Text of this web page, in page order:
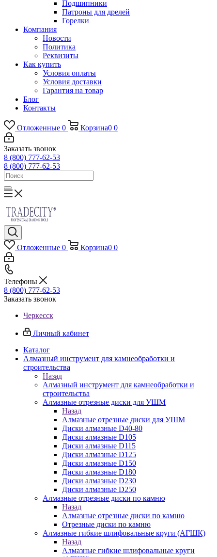
Подшипники
Патроны для дрелей
Горелки
Компания
Новости
Политика
Реквизиты
Как купить
Условия оплаты
Условия доставки
Гарантия на товар
Блог
Контакты
Отложенные 0 Корзина0 0
Заказать звонок
8 (800) 777-62-53
8 (800) 777-62-53
Отложенные 0 Корзина0 0
Телефоны
8 (800) 777-62-53
Заказать звонок
Черкесск
Личный кабинет
Каталог
Алмазный инструмент для камнеобработки и
строительства
Назад
Алмазный инструмент для камнеобработки и
строительства
Алмазные отрезные диски для УШМ
Назад
Алмазные отрезные диски для УШМ
Диски алмазные D40-80
Диски алмазные D105
Диски алмазные D115
Диски алмазные D125
Диски алмазные D150
Диски алмазные D180
Диски алмазные D230
Диски алмазные D250
Алмазные отрезные диски по камню
Назад
Алмазные отрезные диски по камню
Отрезные диски по камню
Алмазные гибкие шлифовальные круги (АГШК)
Назад
Алмазные гибкие шлифовальные круги